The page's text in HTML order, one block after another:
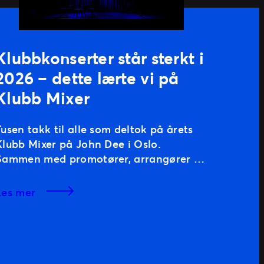
står sterkt i
– dette lærte vi på
Mixer
takk til alle som deltok på årets
Mixer på John Dee i Oslo.
med promotører, arrangører og
formiddag fylt med innsikt, erfaringer
les mer